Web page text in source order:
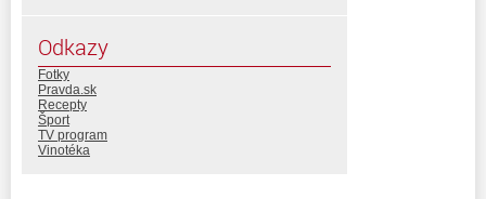
Odkazy
Fotky
Pravda.sk
Recepty
Šport
TV program
Vinotéka